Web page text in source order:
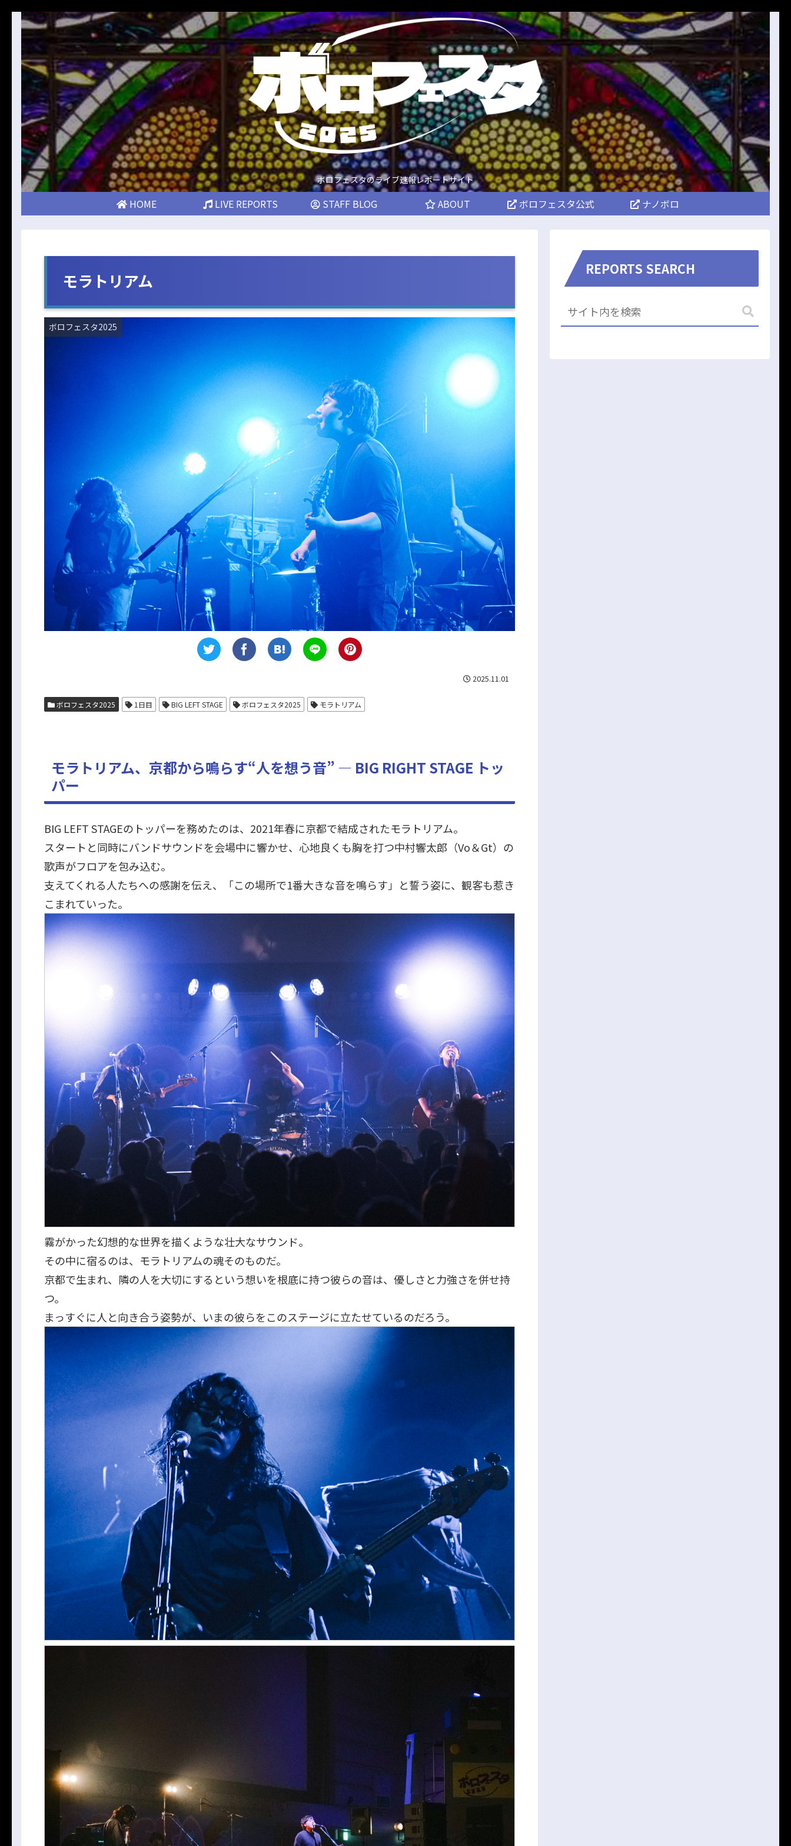
ボロフェスタのライブ速報レポートサイト
HOME LIVE REPORTS STAFF BLOG ABOUT ボロフェスタ公式 ナノボロ
モラトリアム
ボロフェスタ2025
2025.11.01
ボロフェスタ2025 1日目 BIG LEFT STAGE ボロフェスタ2025 モラトリアム
モラトリアム、京都から鳴らす“人を想う音” — BIG RIGHT STAGE トッ
パー
BIG LEFT STAGEのトッパーを務めたのは、2021年春に京都で結成されたモラトリアム。
スタートと同時にバンドサウンドを会場中に響かせ、心地良くも胸を打つ中村響太郎（Vo＆Gt）の
歌声がフロアを包み込む。
支えてくれる人たちへの感謝を伝え、「この場所で1番大きな音を鳴らす」と誓う姿に、観客も惹き
こまれていった。
霧がかった幻想的な世界を描くような壮大なサウンド。
その中に宿るのは、モラトリアムの魂そのものだ。
京都で生まれ、隣の人を大切にするという想いを根底に持つ彼らの音は、優しさと力強さを併せ持
つ。
まっすぐに人と向き合う姿勢が、いまの彼らをこのステージに立たせているのだろう。
REPORTS SEARCH